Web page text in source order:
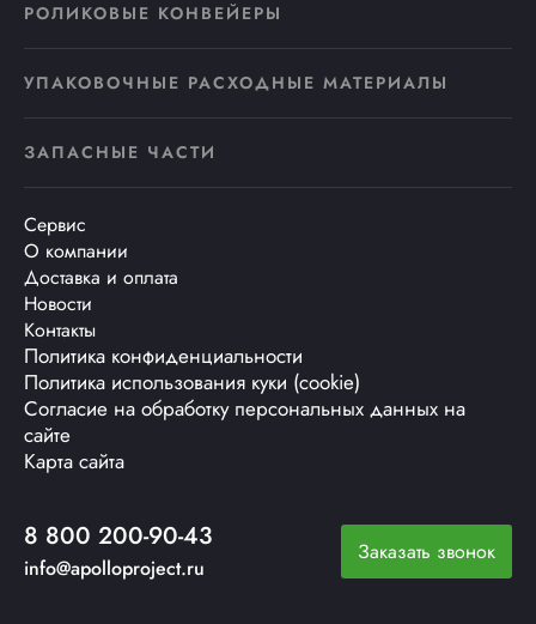
РОЛИКОВЫЕ КОНВЕЙЕРЫ
УПАКОВОЧНЫЕ РАСХОДНЫЕ МАТЕРИАЛЫ
ЗАПАСНЫЕ ЧАСТИ
Сервис
О компании
Доставка и оплата
Новости
Контакты
Политика конфиденциальности
Политика использования куки (cookie)
Согласие на обработку персональных данных на
сайте
Карта сайта
8 800 200-90-43
info@apolloproject.ru
Заказать звонок